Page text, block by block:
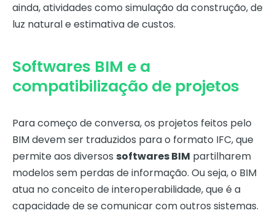
ainda, atividades como simulação da construção, de
luz natural e estimativa de custos.
Softwares BIM e a
compatibilização de projetos
Para começo de conversa, os projetos feitos pelo
BIM devem ser traduzidos para o formato IFC, que
permite aos diversos softwares BIM partilharem
modelos sem perdas de informação. Ou seja, o BIM
atua no conceito de interoperabilidade, que é a
capacidade de se comunicar com outros sistemas.